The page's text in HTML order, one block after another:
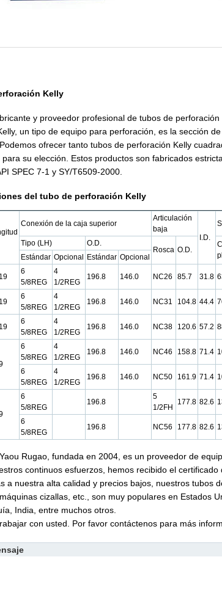
Kelly
y proveedor profesional de tubos de
un tipo de equipo para perforación, es la sección
ofrecer tanto tubos de perforación Kelly
para su elección. Estos productos son fabricados
SPEC 7-1 y SY/T6509-2000.
del tubo de perforación Kelly
Conexión de la caja superior
Articulación
baja
I.D.
Tipo (LH) O.D.
Rosca O.D.
Estándar Opcional Estándar Opcional
6
5/8REG
4
1/2REG
196.8 146.0 NC26 85.7 31.8
6
5/8REG
4
1/2REG
196.8 146.0 NC31 104.8 44.4
6
5/8REG
4
1/2REG
196.8 146.0 NC38 120.6 57.2
6
5/8REG
4
1/2REG
196.8 146.0 NC46 158.8 71.4
6
5/8REG
4
1/2REG
196.8 146.0 NC50 161.9 71.4
6
5/8REG
196.8
5
1/2FH
177.8 82.6
6
5/8REG
196.8 NC56 177.8 82.6
Rugao, fundada en 2004, es un proveedor de
continuos esfuerzos, hemos recibido el
a nuestra alta calidad y precios bajos, nuestros tubos
cizallas, etc., son muy populares en Estados
India, entre muchos otros.
con usted. Por favor contáctenos para más